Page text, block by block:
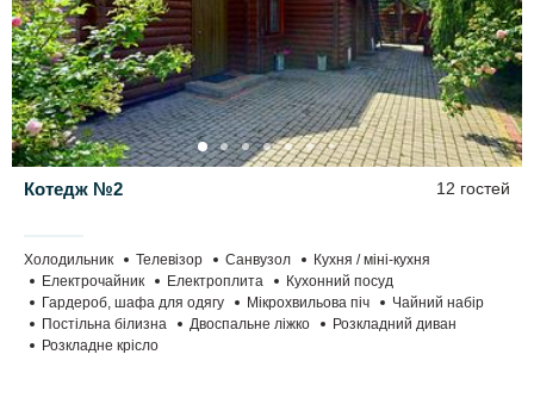
Котедж №2 12 гостей
Холодильник Телевізор Санвузол
Кухня / міні-кухня
Електрочайник
Електроплита
Кухонний посуд
Гардероб, шафа для одягу
Мікрохвильова піч
Чайний набір
Постільна білизна
Двоспальне ліжко
Розкладний диван
Розкладне крісло